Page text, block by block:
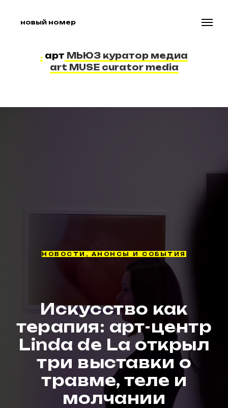
. арт МЬЮЗ куратор медиа
art MUSE curator media
новый номер
НОВОСТИ, АНОНСЫ И СОБЫТИЯ
Искусство как
терапия: арт-центр
Linda de La открыл
три выставки о
травме, теле и
молчании